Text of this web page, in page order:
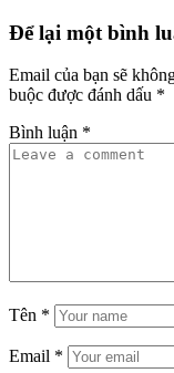
Để lại một bình
Email của bạn sẽ
buộc được đánh dấu *
Bình luận *
Tên *
Email *